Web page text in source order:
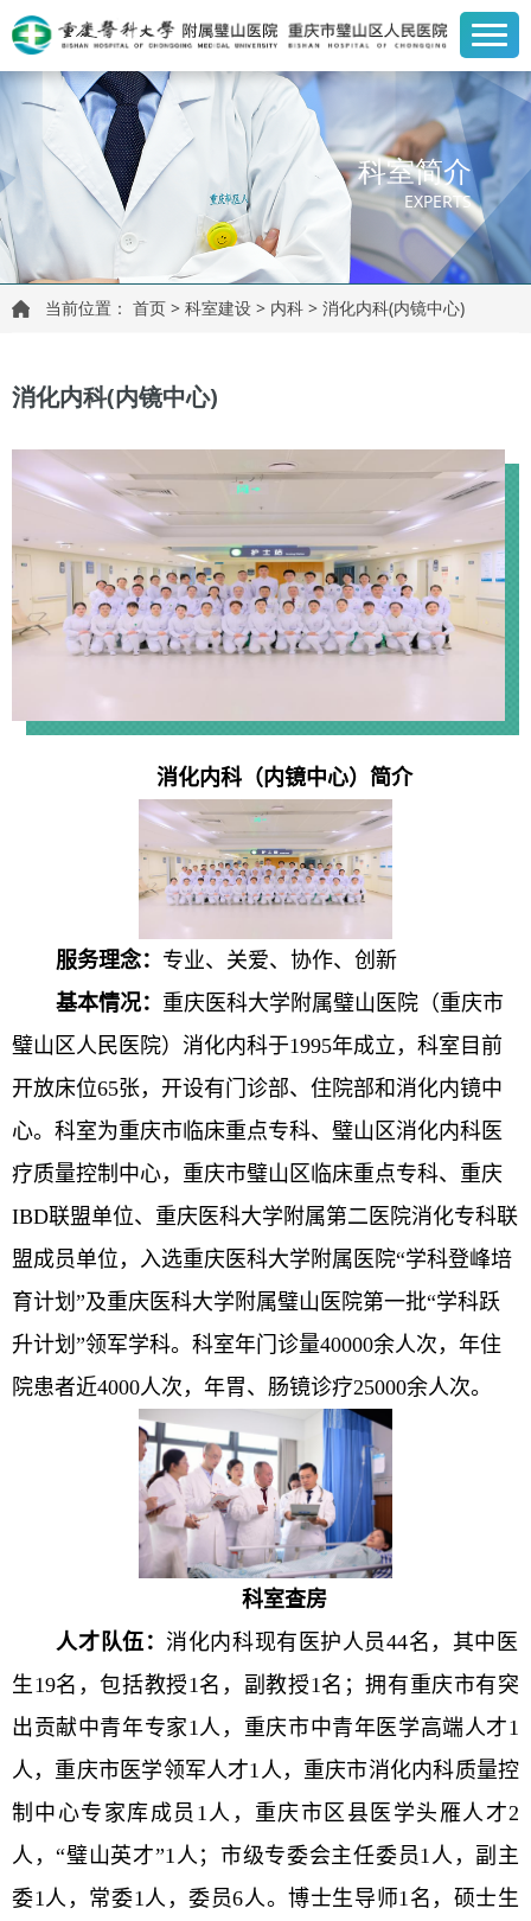
科室简介
EXPERTS
当前位置： 首页 > 科室建设 > 内科 > 消化内科(内镜中心)
消化内科(内镜中心)
消化内科（ 内镜中心） 简介
服务理念： 专业、关爱、协作、创新
基本情况： 重庆医科大学附属璧山医院（重庆市
璧山区人民医院）消化内科于1995年成立，科室目前
开放床位65张，开设有门诊部、住院部和消化内镜中
心。科室为重庆市临床重点专科、璧山区消化内科医
疗质量控制中心，重庆市璧山区临床重点专科、重庆
IBD联盟单位、重庆医科大学附属第二医院消化专科联
盟成员单位，入选重庆医科大学附属医院“学科登峰培
育计划”及重庆医科大学附属璧山医院第一批“学科跃
升计划”领军学科。科室年门诊量40000余人次，年住
院患者近4000人次，年胃、肠镜诊疗25000余人次。
科室查房
人才队伍：消化内科现有医护人员44名，其中医
生19名，包括教授1名，副教授1名；拥有重庆市有突
出贡献中青年专家1人，重庆市中青年医学高端人才1
人，重庆市医学领军人才1人，重庆市消化内科质量控
制中心专家库成员1人，重庆市区县医学头雁人才2
人，“璧山英才”1人；市级专委会主任委员1人，副主
委1人，常委1人，委员6人。博士生导师1名，硕士生